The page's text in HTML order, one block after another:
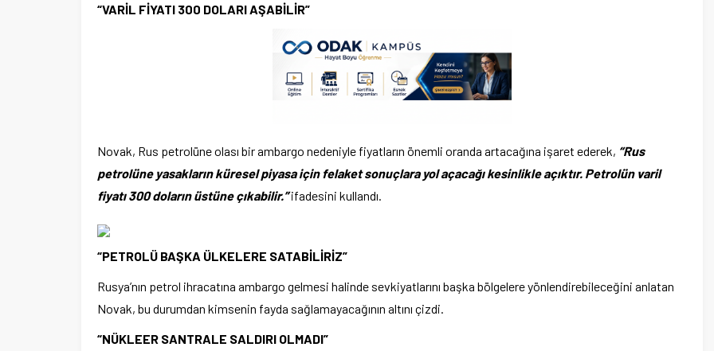
“VARİL FİYATI 300 DOLARI AŞABİLİR”
Novak, Rus petrolüne olası bir ambargo nedeniyle fiyatların önemli oranda artacağına işaret ederek, “Rus
petrolüne yasakların küresel piyasa için felaket sonuçlara yol açacağı kesinlikle açıktır. Petrolün varil
fiyatı 300 doların üstüne çıkabilir.”ifadesini kullandı.
“PETROLÜ BAŞKA ÜLKELERE SATABİLİRİZ”
Rusya’nın petrol ihracatına ambargo gelmesi halinde sevkiyatlarını başka bölgelere yönlendirebileceğini anlatan
Novak, bu durumdan kimsenin fayda sağlamayacağının altını çizdi.
“NÜKLEER SANTRALE SALDIRI OLMADI”